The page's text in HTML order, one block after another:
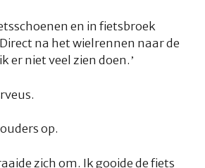
en in fietsbroek
na het wielrennen naar de
er niet veel zien doen.’
op.
zich om. Ik gooide de fiets